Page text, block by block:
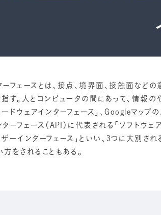
ーフェースとは、接点、境界面、接触面など
指す。人とコンピュータの間にあって、情報
ードウェアインターフェース」、Googleマッ
ターフェース（API）に代表される「ソフトウ
ザーインターフェース」といい、3つに大別さ
方をされることもある。